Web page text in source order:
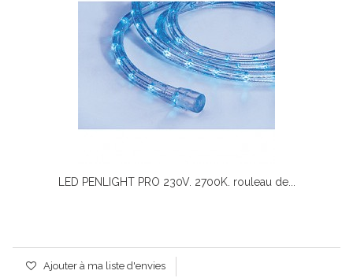
LED PENLIGHT PRO 230V. 2700K. rouleau de...
Ajouter à ma liste d'envies